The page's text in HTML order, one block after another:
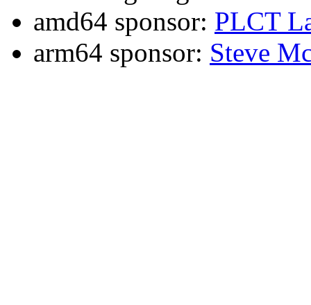
amd64 sponsor: PLCT
arm64 sponsor: Steve